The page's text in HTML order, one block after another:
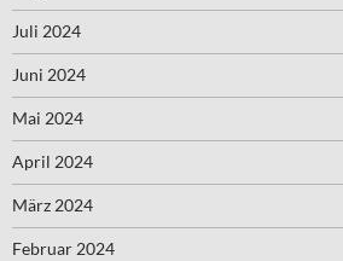
Juli 2024
Juni 2024
Mai 2024
April 2024
März 2024
Februar 2024